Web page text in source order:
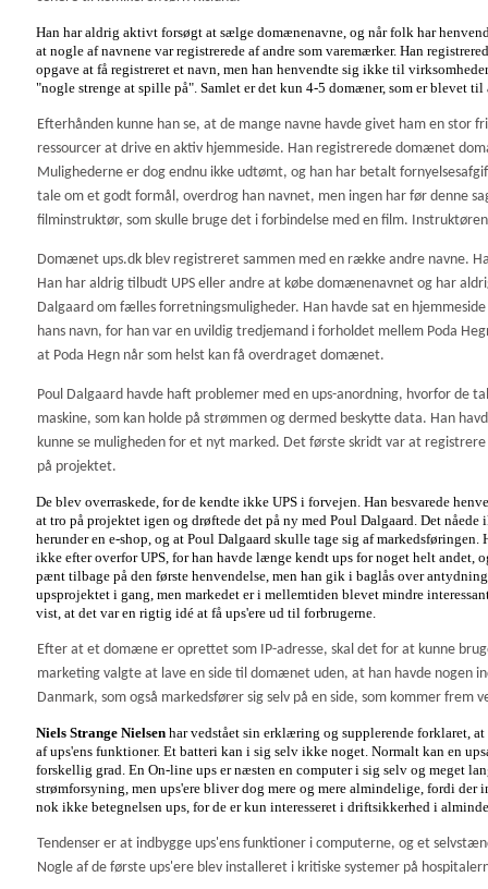
Han har aldrig aktivt forsøgt at sælge domænenavne, og når folk har
at nogle af navnene var registrerede af andre som varemærker. Han
opgave at få registreret et navn, men han henvendte sig ikke til
"nogle strenge at spille på". Samlet er det kun 4-5 domæner, som er blevet
Efterhånden kunne han se, at de mange navne havde givet ham en
ressourcer at drive en aktiv hjemmeside. Han registrerede domænet
Mulighederne er dog endnu ikke udtømt, og han har betalt
tale om et godt formål, overdrog han navnet, men ingen har før denne
filminstruktør, som skulle bruge det i forbindelse med en film.
Domænet ups.dk blev registreret sammen med en række andre navne.
Han har aldrig tilbudt UPS eller andre at købe domænenavnet og har
Dalgaard om fælles forretningsmuligheder. Han havde sat en
hans navn, for han var en uvildig tredjemand i forholdet mellem Poda
at Poda Hegn når som helst kan få overdraget domænet.
Poul Dalgaard havde haft problemer med en ups-anordning, hvorfor de
maskine, som kan holde på strømmen og dermed beskytte data. Han
kunne se muligheden for et nyt marked. Det første skridt var at
på projektet.
De blev overraskede, for de kendte ikke UPS i forvejen. Han besvarede
at tro på projektet igen og drøftede det på ny med Poul Dalgaard. Det
herunder en e-shop, og at Poul Dalgaard skulle tage sig af
ikke efter overfor UPS, for han havde længe kendt ups for noget helt andet,
pænt tilbage på den første henvendelse, men han gik i baglås over
upsprojektet i gang, men markedet er i mellemtiden blevet mindre
vist, at det var en rigtig idé at få ups'ere ud til forbrugerne.
Efter at et domæne er oprettet som IP-adresse, skal det for at kunne
marketing valgte at lave en side til domænet uden, at han havde nogen
Danmark, som også markedsfører sig selv på en side, som kommer frem
Niels Strange Nielsen har vedstået sin erklæring og supplerende forklaret,
af ups'ens funktioner. Et batteri kan i sig selv ikke noget. Normalt kan en
forskellig grad. En On-line ups er næsten en computer i sig selv og meget
strømforsyning, men ups'ere bliver dog mere og mere almindelige, fordi der
nok ikke betegnelsen ups, for de er kun interesseret i driftsikkerhed i
Tendenser er at indbygge ups'ens funktioner i computerne, og et
Nogle af de første ups'ere blev installeret i kritiske systemer på